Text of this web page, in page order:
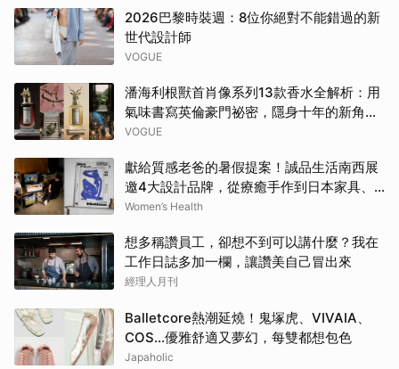
2026巴黎時裝週：8位你絕對不能錯過的新
世代設計師
VOGUE
潘海利根獸首肖像系列13款香水全解析：用
氣味書寫英倫豪門祕密，隱身十年的新角色
終於現身
VOGUE
獻給質感老爸的暑假提案！誠品生活南西展
邀4大設計品牌，從療癒手作到日本家具、
AI好禮寵愛全家 | Women's Health
Women’s Health
想多稱讚員工，卻想不到可以講什麼？我在
工作日誌多加一欄，讓讚美自己冒出來
經理人月刊
Balletcore熱潮延燒！鬼塚虎、VIVAIA、
COS…優雅舒適又夢幻，每雙都想包色
Japaholic